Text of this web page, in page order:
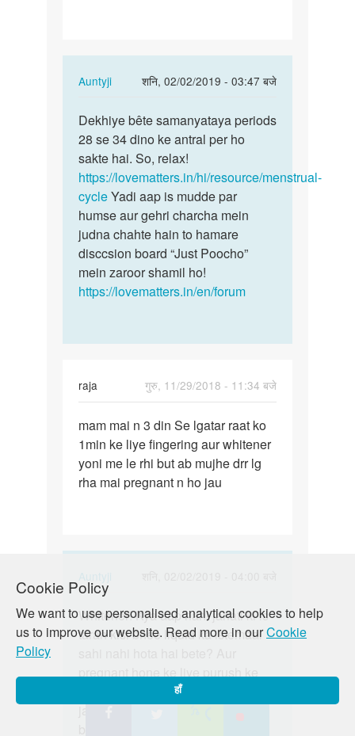
Cookie Policy
We want to use personalised analytical cookies to help
us to improve our website. Read more in ourCookie
Policy
हाँ
Auntyji
शनि, 02/02/2019 - 03:47 बजे
In
to
Mujhe
10-
12
din
late
periods…
by
Bhoomika
Dekhiye
bête
samanyataya…
Dekhiye bête samanyataya periods
28 se 34 dino ke antral per ho
sakte hai. So, relax!
https://lovematters.in/hi/resource/menstrual-
cycleYadi aap is mudde par
humse aur gehri charcha mein
judna chahte hain to hamare
disccsion board “Just Poocho”
mein zaroor shamil ho!
https://lovematters.in/en/forum
raja
गुरु, 11/29/2018 - 11:34 बजे
mam
mai
n
3
mam mai n 3 din Se lgatar raat ko
1min ke liye fingering aur whitener
yoni me le rhi but ab mujhe drr lg
rha mai pregnant n ho jau
पर्मालिंक
to
mam
din
Whitener!
Kya
Whitener! Kya aap nahi janati ki is
tarah kisi bhee liquid ka istemaal
pregnant hone ke liye purush ke
shukranu ko mahila ki yoni mein
jakar dimb ko nishechit karna